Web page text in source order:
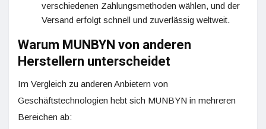
verschiedenen Zahlungsmethoden wählen, und der
Versand erfolgt schnell und zuverlässig weltweit.
Warum MUNBYN von anderen
Herstellern unterscheidet
Im Vergleich zu anderen Anbietern von
Geschäftstechnologien hebt sich MUNBYN in mehreren
Bereichen ab: